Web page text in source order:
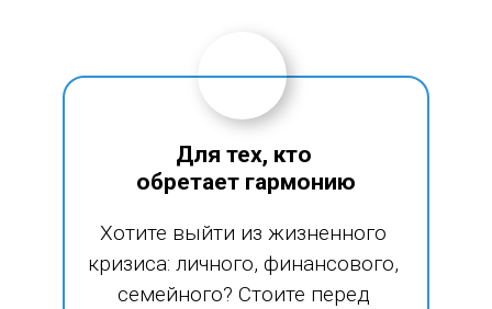
Для тех, кто
обретает гармонию
Хотите выйти из жизненного
кризиса: личного, финансового,
семейного? Стоите перед